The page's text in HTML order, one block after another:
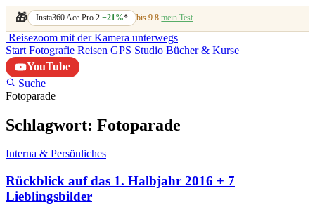
🎁 Insta360 Ace Pro 2−21%* bis 9.8.mein Test
Reisezoom mit der Kamera unterwegs
Start Fotografie Reisen GPS Studio Bücher & Kurse
YouTube
Suche
Fotoparade
Schlagwort: Fotoparade
Interna & Persönliches
Rückblick auf das 1. Halbjahr 2016 + 7
Lieblingsbilder